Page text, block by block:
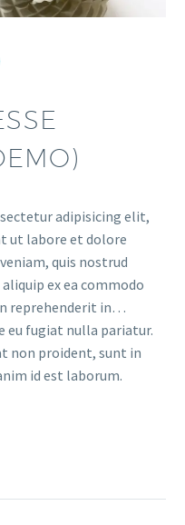
adipisicing elit,
ut labore et dolore
quis nostrud
ex ea commodo
reprehenderit in…
eu fugiat nulla pariatur.
non proident, sunt in
id est laborum.